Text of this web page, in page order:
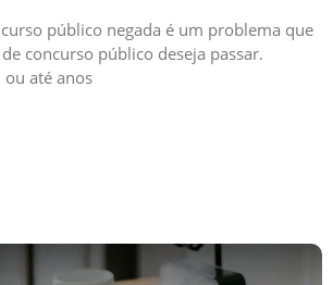
público negada é um problema que
concurso público deseja passar.
até anos